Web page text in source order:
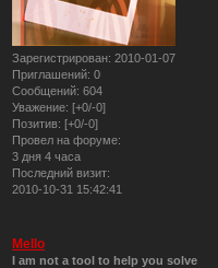
Зарегистрирован: 2010-01-07
Приглашений: 0
Сообщений: 604
Уважение: [+0/-0]
Позитив: [+0/-0]
Провел на форуме:
3 дня 4 часа
Последний визит:
2010-10-31 15:42:41
Mello
I am not a tool to help you solve